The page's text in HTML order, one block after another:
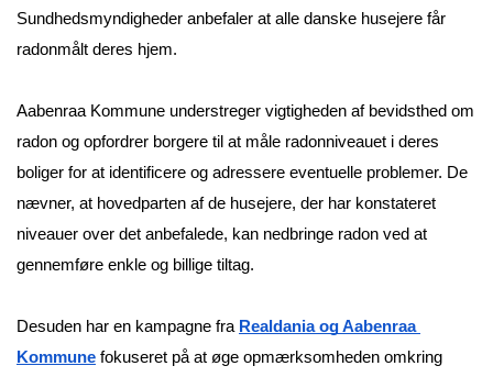
Sundhedsmyndigheder anbefaler at alle danske husejere får
radonmålt deres hjem.
Aabenraa Kommune understreger vigtigheden af bevidsthed om
radon og opfordrer borgere til at måle radonniveauet i deres
boliger for at identificere og adressere eventuelle problemer. De
nævner, at hovedparten af de husejere, der har konstateret
niveauer over det anbefalede, kan nedbringe radon ved at
gennemføre enkle og billige tiltag​​.
Desuden har en kampagne fra Realdania og Aabenraa
Kommune fokuseret på at øge opmærksomheden omkring